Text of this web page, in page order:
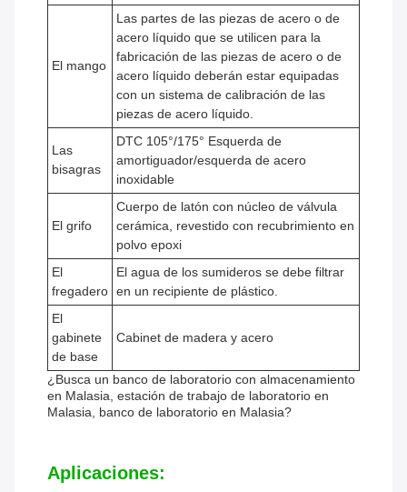
El mango
Las partes de las piezas de acero o de
acero líquido que se utilicen para la
fabricación de las piezas de acero o de
acero líquido deberán estar equipadas
con un sistema de calibración de las
piezas de acero líquido.
Las
bisagras
DTC 105°/175° Esquerda de
amortiguador/esquerda de acero
inoxidable
El grifo
Cuerpo de latón con núcleo de válvula
cerámica, revestido con recubrimiento en
polvo epoxi
El
fregadero
El agua de los sumideros se debe filtrar
en un recipiente de plástico.
El
gabinete
de base
Cabinet de madera y acero
¿Busca un banco de laboratorio con almacenamiento
en Malasia, estación de trabajo de laboratorio en
Malasia, banco de laboratorio en Malasia?
Aplicaciones: